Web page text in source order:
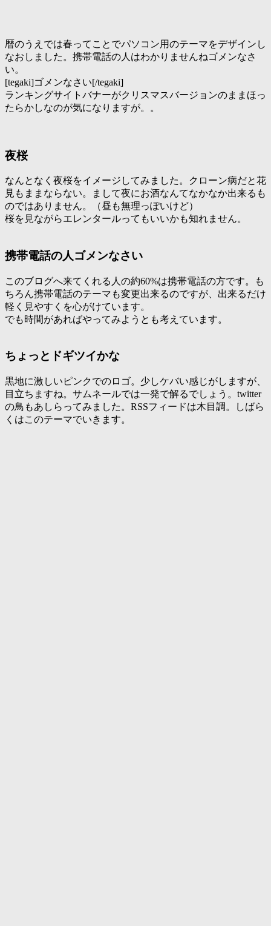
暦のうえでは春ってことでパソコン用のテーマをデザインし
なおしました。携帯電話の人はわかりませんねゴメンなさ
い。
[tegaki]ゴメンなさい[/tegaki]
ランキングサイトバナーがクリスマスバージョンのままほっ
たらかしなのが気になりますが。。
夜桜
なんとなく夜桜をイメージしてみました。クローン病だと花
見もままならない。まして夜にお酒なんてなかなか出来るも
のではありません。（昼も無理っぽいけど）
桜を見ながらエレンタールってもいいかも知れません。
携帯電話の人ゴメンなさい
このブログへ来てくれる人の約60%は携帯電話の方です。も
ちろん携帯電話のテーマも変更出来るのですが、出来るだけ
軽く見やすくを心がけています。
でも時間があればやってみようとも考えています。
ちょっとドギツイかな
黒地に激しいピンクでのロゴ。少しケバい感じがしますが、
目立ちますね。サムネールでは一発で解るでしょう。twitter
の鳥もあしらってみました。RSSフィードは木目調。しばら
くはこのテーマでいきます。